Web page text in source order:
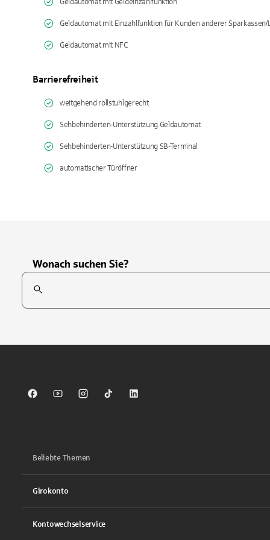
Geldautomat mit Geldeinzahlfunktion
Geldautomat mit Einzahlfunktion für Kunden anderer Sparkassen/
Geldautomat mit NFC
Barrierefreiheit
weitgehend rollstuhlgerecht
Sehbehinderten-Unterstützung Geldautomat
Sehbehinderten-Unterstützung SB-Terminal
automatischer Türöffner
Wonach suchen Sie?
Suchfeld
Sparkasse auf Facebook
Sparkasse auf Youtube
Sparkasse auf Instagram
Sparkasse auf TikTok
Sparkasse auf LinkedIn
Beliebte Themen
Girokonto
Kontowechselservice